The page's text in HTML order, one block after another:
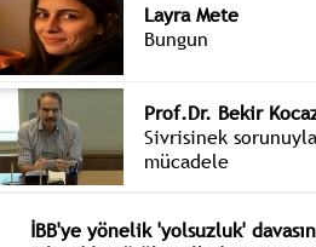
Layra Mete
Bungun
Prof.Dr. Bekir
Sivrisinek sorunuyla
mücadele
İBB'ye yönelik 'yolsuzluk'